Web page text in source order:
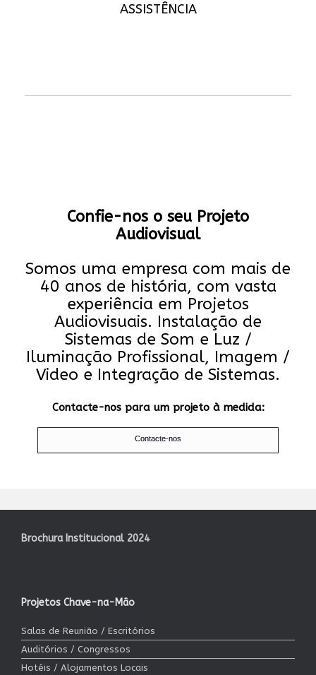
ASSISTÊNCIA
Confie-nos o seu Projeto
Audiovisual
Somos uma empresa com mais de
40 anos de história, com vasta
experiência em Projetos
Audiovisuais. Instalação de
Sistemas de Som e Luz /
Iluminação Profissional, Imagem /
Video e Integração de Sistemas.
Contacte-nos para um projeto à medida:
Contacte-nos
Brochura Institucional 2024
Projetos Chave-na-Mão
Salas de Reunião / Escritórios
Auditórios / Congressos
Hotéis / Alojamentos Locais